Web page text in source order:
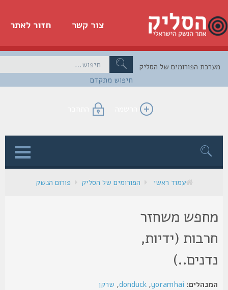
חזור לאתר צור קשר
חיפוש מתקדם
הפורומים של הסליק
הרשמה התחבר
עמוד ראשי הפורומים של הסליק פורום הנשק
משחזר
(ידיות,
yoramhai
,
donduck
,שרקן